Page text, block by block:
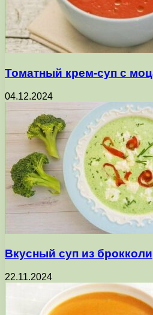
Томатный крем-суп с
04.12.2024
Вкусный суп из брокколи
22.11.2024